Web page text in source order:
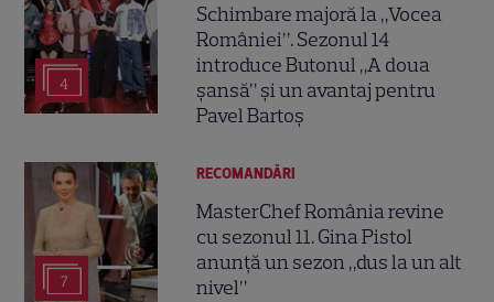
4
Schimbare majoră la „Vocea
României”. Sezonul 14
introduce Butonul „A doua
șansă” și un avantaj pentru
Pavel Bartoș
7
RECOMANDĂRI
MasterChef România revine
cu sezonul 11. Gina Pistol
anunță un sezon „dus la un alt
nivel”